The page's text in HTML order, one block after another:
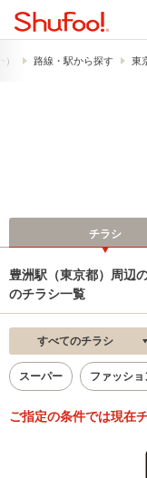
路線・駅から探す 東
チラシ
豊洲駅（東京都）周辺
のチラシ一覧
すべてのチラシ
スーパー ファッショ
ご指定の条件では現在